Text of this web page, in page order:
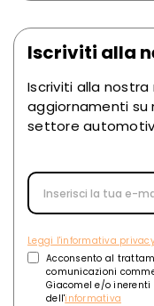
Iscriviti alla
Iscriviti alla
aggiornamenti su
settore
Leggi l'informativa
Acconsento al
comunicazioni
Giacomel e/o
dell'informativa